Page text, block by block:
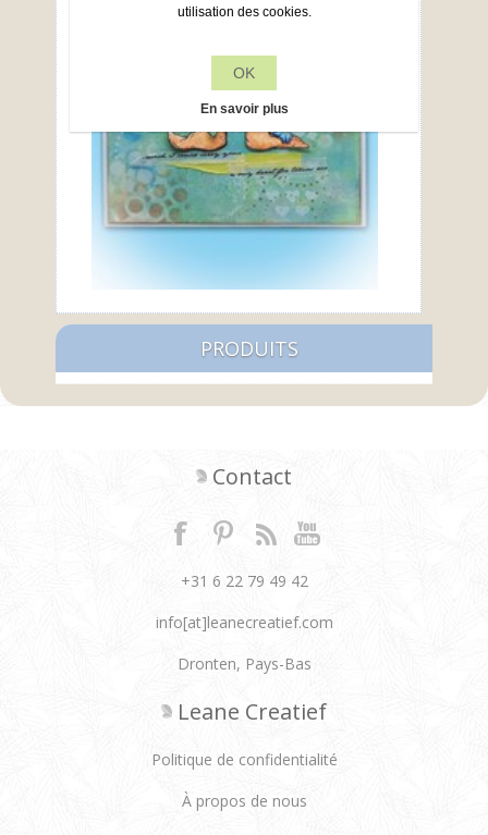
PRODUITS
Contact
+31 6 22 79 49 42
info[at]leanecreatief.com
Dronten, Pays-Bas
Leane Creatief
Politique de confidentialité
À propos de nous
utilisation des cookies.
OK
En savoir plus